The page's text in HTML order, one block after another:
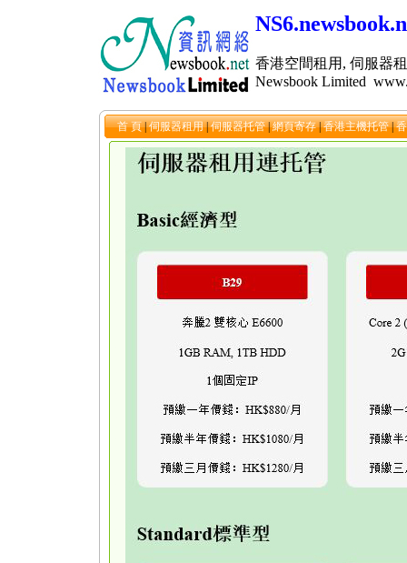
香港空間租用, 伺服器
Newsbook Limited
首 頁|伺服器租用|伺服器托管|網頁寄存|香港主機托管|